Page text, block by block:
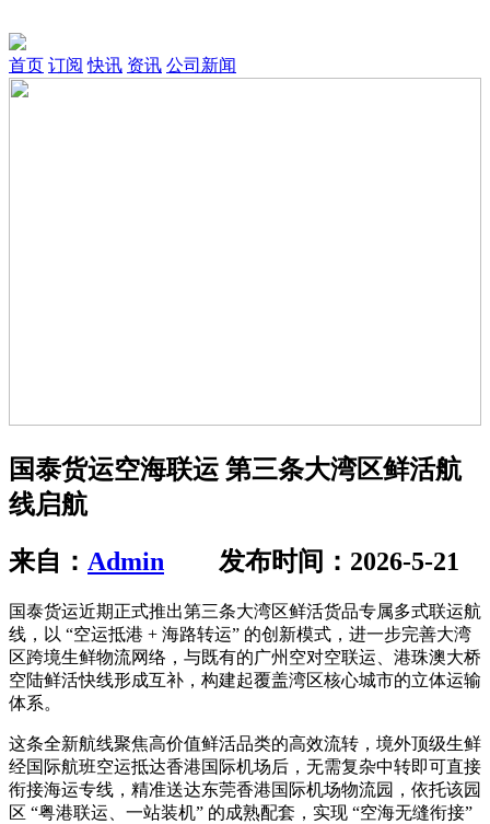
首页 订阅 快讯 资讯 公司新闻
国泰货运空海联运 第三条大湾区鲜活航
线启航
来自： Admin 发布时间：2026-5-21
国泰货运近期正式推出第三条大湾区鲜活货品专属多式联运航
线，以 “空运抵港 + 海路转运” 的创新模式，进一步完善大湾
区跨境生鲜物流网络，与既有的广州空对空联运、港珠澳大桥
空陆鲜活快线形成互补，构建起覆盖湾区核心城市的立体运输
体系。
这条全新航线聚焦高价值鲜活品类的高效流转，境外顶级生鲜
经国际航班空运抵达香港国际机场后，无需复杂中转即可直接
衔接海运专线，精准送达东莞香港国际机场物流园，依托该园
区 “粤港联运、一站装机” 的成熟配套，实现 “空海无缝衔接”